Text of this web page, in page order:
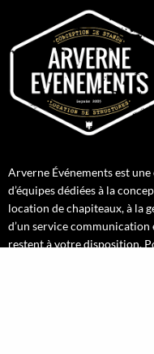
Arverne Événements est
d’équipes dédiées à la
location de chapiteaux, à la
d’un service communication
restent à votre disposition.